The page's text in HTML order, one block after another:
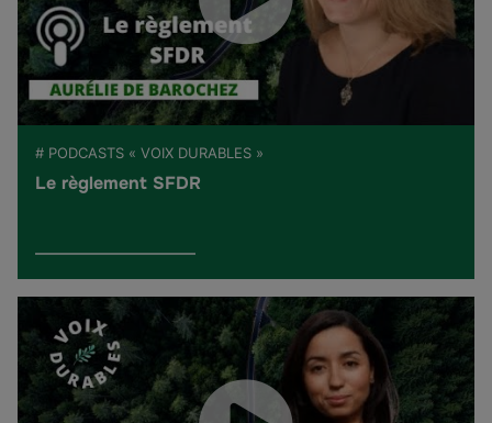
# PODCASTS « VOIX DURABLES »
Le règlement SFDR